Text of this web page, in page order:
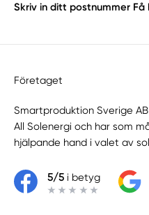
Skriv in ditt postnummer Få
Företaget
Smartproduktion Sverige
All Solenergi och har som
hjälpande hand i valet av
5/5i betyg